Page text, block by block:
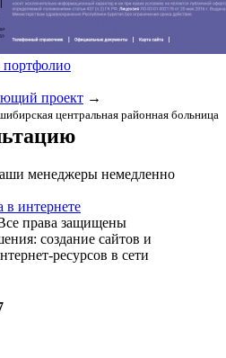
портфолио
проект →
центральная районная больница
менеджеры немедленно
в интернете
права защищены
создание сайтов и
ресурсов в сети